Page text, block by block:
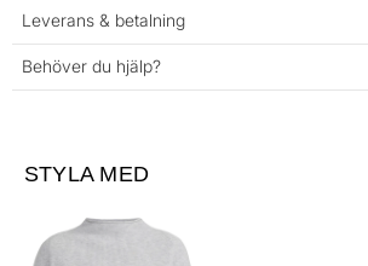
Leverans & betalning
Behöver du hjälp?
STYLA MED